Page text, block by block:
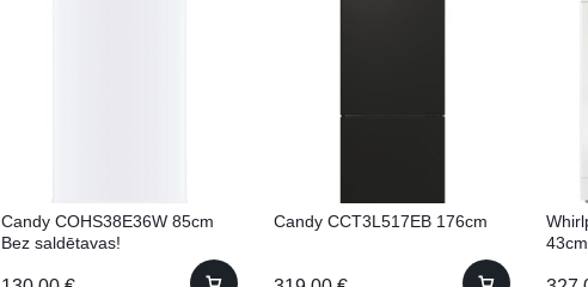
Candy COHS38E36W 85cm
Bez saldētavas!
Candy CCT3L517EB 176cm